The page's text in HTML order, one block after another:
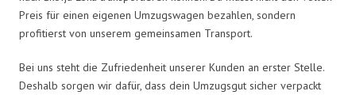
Preis für einen eigenen Umzugswagen bezahlen, sondern
profitierst von unserem gemeinsamen Transport.
Bei uns steht die Zufriedenheit unserer Kunden an erster Stelle.
Deshalb sorgen wir dafür, dass dein Umzugsgut sicher verpackt